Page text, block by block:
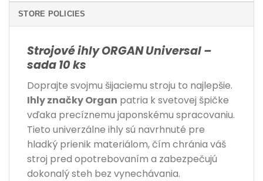
STORE POLICIES
Strojové ihly ORGAN Universal –
sada 10 ks
Doprajte svojmu šijaciemu stroju to najlepšie.
Ihly značky Organ patria k svetovej špičke
vďaka precíznemu japonskému spracovaniu.
Tieto univerzálne ihly sú navrhnuté pre
hladký prienik materiálom, čím chránia váš
stroj pred opotrebovaním a zabezpečujú
dokonalý steh bez vynechávania.